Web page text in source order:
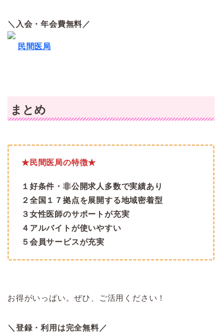
＼入会・年会費無料／
民間医局
まとめ
★民間医局の特徴★
１好条件・非公開求人多数で実績あり
２全国１７拠点を展開する地域密着型
３女性医師のサポートが充実
４アルバイトが使いやすい
５会員サービスが充実
お得がいっぱい。ぜひ、ご活用ください！
＼登録・利用は完全無料／